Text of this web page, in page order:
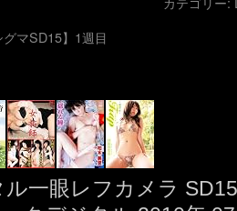
マSD15】1週目
一眼レフカメラ